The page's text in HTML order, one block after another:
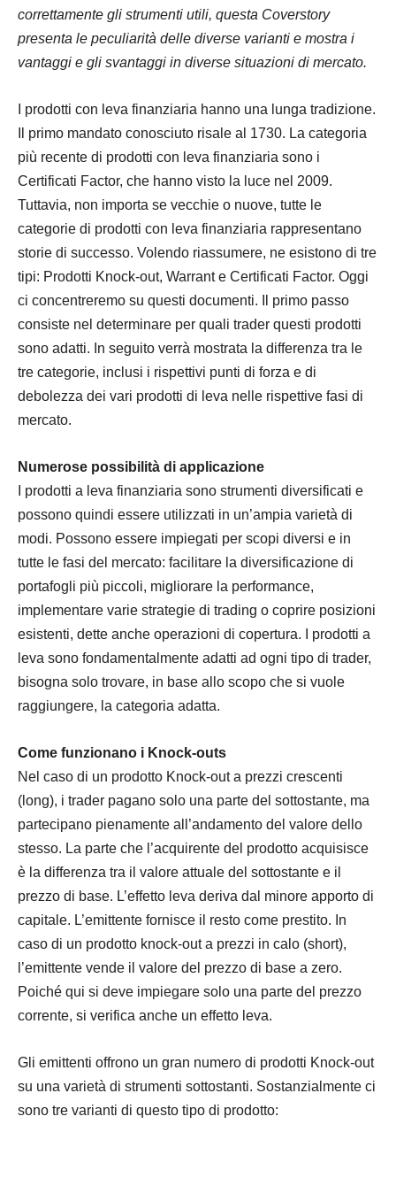
correttamente gli strumenti utili, questa Coverstory
presenta le peculiarità delle diverse varianti e mostra i
vantaggi e gli svantaggi in diverse situazioni di mercato.
I prodotti con leva finanziaria hanno una lunga tradizione.
Il primo mandato conosciuto risale al 1730. La categoria
più recente di prodotti con leva finanziaria sono i
Certificati Factor, che hanno visto la luce nel 2009.
Tuttavia, non importa se vecchie o nuove, tutte le
categorie di prodotti con leva finanziaria rappresentano
storie di successo. Volendo riassumere, ne esistono di tre
tipi: Prodotti Knock-out, Warrant e Certificati Factor. Oggi
ci concentreremo su questi documenti. Il primo passo
consiste nel determinare per quali trader questi prodotti
sono adatti. In seguito verrà mostrata la differenza tra le
tre categorie, inclusi i rispettivi punti di forza e di
debolezza dei vari prodotti di leva nelle rispettive fasi di
mercato.
Numerose possibilità di applicazione
I prodotti a leva finanziaria sono strumenti diversificati e
possono quindi essere utilizzati in un’ampia varietà di
modi. Possono essere impiegati per scopi diversi e in
tutte le fasi del mercato: facilitare la diversificazione di
portafogli più piccoli, migliorare la performance,
implementare varie strategie di trading o coprire posizioni
esistenti, dette anche operazioni di copertura. I prodotti a
leva sono fondamentalmente adatti ad ogni tipo di trader,
bisogna solo trovare, in base allo scopo che si vuole
raggiungere, la categoria adatta.
Come funzionano i Knock-outs
Nel caso di un prodotto Knock-out a prezzi crescenti
(long), i trader pagano solo una parte del sottostante, ma
partecipano pienamente all’andamento del valore dello
stesso. La parte che l’acquirente del prodotto acquisisce
è la differenza tra il valore attuale del sottostante e il
prezzo di base. L’effetto leva deriva dal minore apporto di
capitale. L’emittente fornisce il resto come prestito. In
caso di un prodotto knock-out a prezzi in calo (short),
l’emittente vende il valore del prezzo di base a zero.
Poiché qui si deve impiegare solo una parte del prezzo
corrente, si verifica anche un effetto leva.
Gli emittenti offrono un gran numero di prodotti Knock-out
su una varietà di strumenti sottostanti. Sostanzialmente ci
sono tre varianti di questo tipo di prodotto: